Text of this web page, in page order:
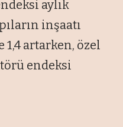
aylık
inşaatı
artarken, özel
endeksi